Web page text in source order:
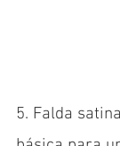
5. Falda